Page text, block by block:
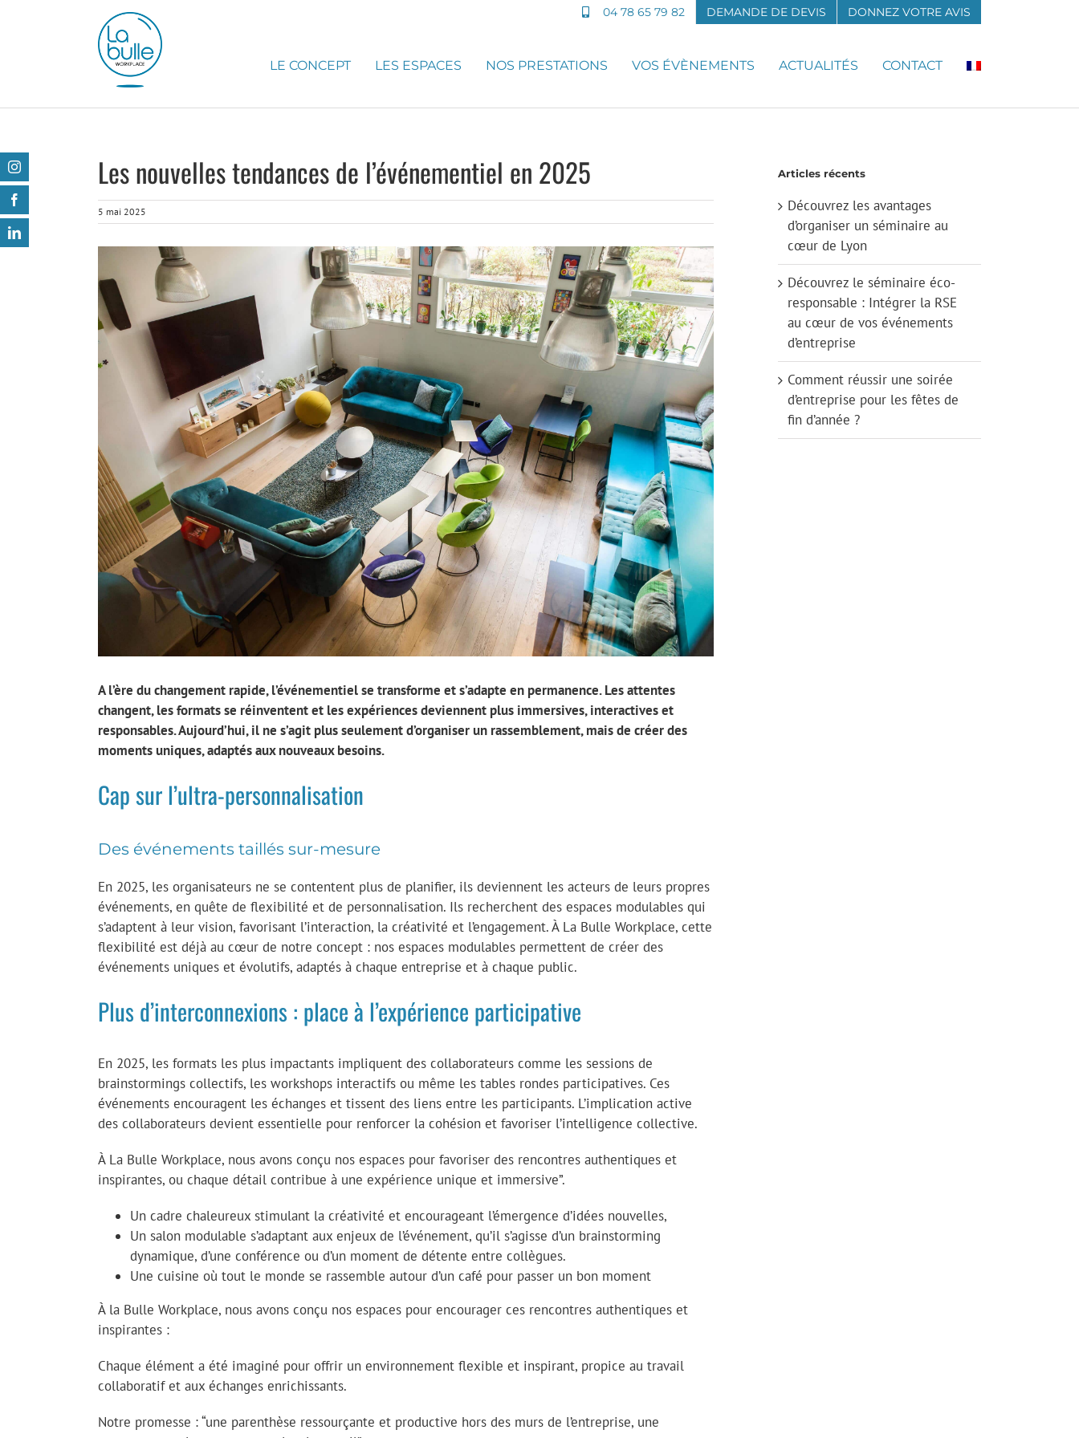
Instagram
LinkedIn
04 78 65 79 82 DEMANDE DE DEVIS DONNEZ VOTRE AVIS
LE CONCEPT LES ESPACES NOS PRESTATIONS VOS ÉVÈNEMENTS ACTUALITÉS CONTACT
Les nouvelles tendances de l’événementiel en 2025
5 mai 2025
A l’ère du changement rapide, l’événementiel se transforme et s’adapte en permanence. Les attentes
changent, les formats se réinventent et les expériences deviennent plus immersives, interactives et
responsables. Aujourd’hui, il ne s’agit plus seulement d’organiser un rassemblement, mais de créer des
moments uniques, adaptés aux nouveaux besoins.
Cap sur l’ultra-personnalisation
Des événements taillés sur-mesure
En 2025, les organisateurs ne se contentent plus de planifier, ils deviennent les acteurs de leurs propres
événements, en quête de flexibilité et de personnalisation. Ils recherchent des espaces modulables qui
s’adaptent à leur vision, favorisant l’interaction, la créativité et l’engagement. À La Bulle Workplace, cette
flexibilité est déjà au cœur de notre concept : nos espaces modulables permettent de créer des
événements uniques et évolutifs, adaptés à chaque entreprise et à chaque public.
Plus d’interconnexions : place à l’expérience participative
En 2025, les formats les plus impactants impliquent des collaborateurs comme les sessions de
brainstormings collectifs, les workshops interactifs ou même les tables rondes participatives. Ces
événements encouragent les échanges et tissent des liens entre les participants. L’implication active
des collaborateurs devient essentielle pour renforcer la cohésion et favoriser l’intelligence collective.
À La Bulle Workplace, nous avons conçu nos espaces pour favoriser des rencontres authentiques et
inspirantes, ou chaque détail contribue à une expérience unique et immersive”.
Un cadre chaleureux stimulant la créativité et encourageant l’émergence d’idées nouvelles,
Un salon modulable s’adaptant aux enjeux de l’événement, qu’il s’agisse d’un brainstorming
dynamique, d’une conférence ou d’un moment de détente entre collègues.
Une cuisine où tout le monde se rassemble autour d’un café pour passer un bon moment
À la Bulle Workplace, nous avons conçu nos espaces pour encourager ces rencontres authentiques et
inspirantes :
Chaque élément a été imaginé pour offrir un environnement flexible et inspirant, propice au travail
collaboratif et aux échanges enrichissants.
Notre promesse : “une parenthèse ressourçante et productive hors des murs de l’entreprise, une
Articles récents
Découvrez les avantages
d’organiser un séminaire au
cœur de Lyon
Découvrez le séminaire éco-
responsable : Intégrer la RSE
au cœur de vos événements
d’entreprise
Comment réussir une soirée
d’entreprise pour les fêtes de
fin d’année ?